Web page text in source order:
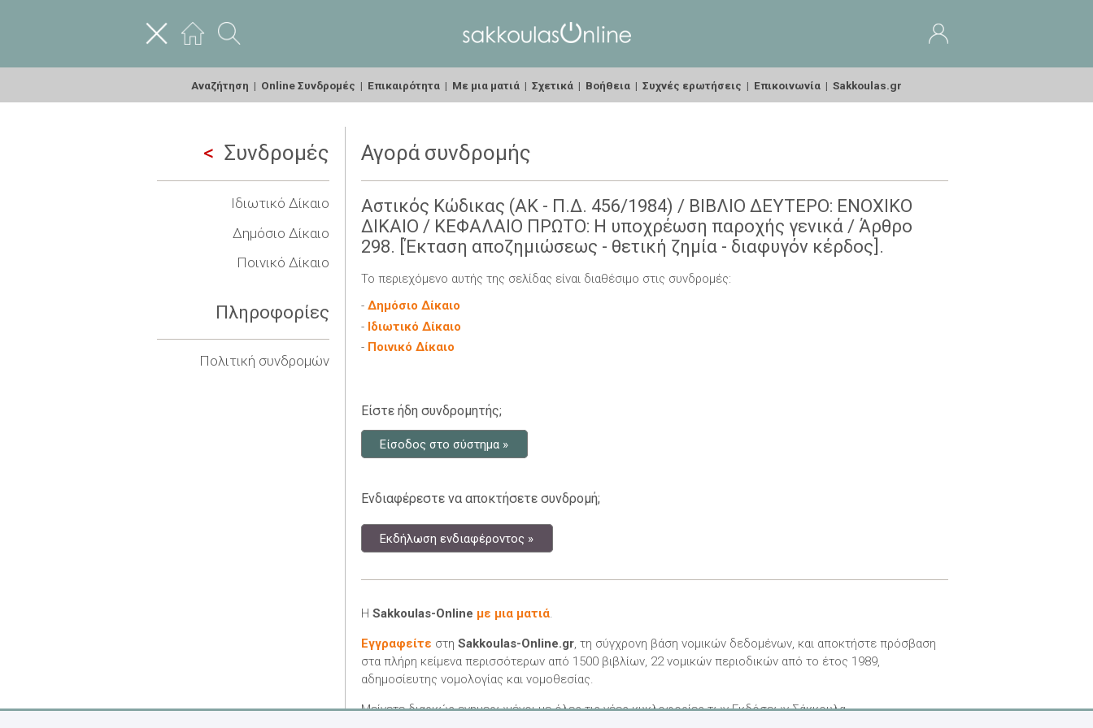
Αναζήτηση | Online Συνδρομές | Επικαιρότητα | Με μια ματιά | Σχετικά | Βοήθεια | Συχνές ερωτήσεις | Επικοινωνία | Sakkoulas.gr
Συνδρομές
Ιδιωτικό Δίκαιο
Δημόσιο Δίκαιο
Ποινικό Δίκαιο
Πληροφορίες
Πολιτική συνδρομών
Αγορά συνδρομής
Αστικός Κώδικας (ΑΚ - Π.Δ. 456/1984) / ΒΙΒΛΙΟ ΔΕΥΤΕΡΟ: ΕΝΟΧΙΚΟ
ΔΙΚΑΙΟ / ΚΕΦΑΛΑΙΟ ΠΡΩΤΟ: Η υποχρέωση παροχής γενικά / Άρθρο
298. [Έκταση αποζημιώσεως - θετική ζημία - διαφυγόν κέρδος].
Το περιεχόμενο αυτής της σελίδας είναι διαθέσιμο στις συνδρομές:
- Δημόσιο Δίκαιο
- Ιδιωτικό Δίκαιο
- Ποινικό Δίκαιο
Είστε ήδη συνδρομητής;
Είσοδος στο σύστημα »
Ενδιαφέρεστε να αποκτήσετε συνδρομή;
Εκδήλωση ενδιαφέροντος »
Η Sakkoulas-Online με μια ματιά.
Εγγραφείτε στη Sakkoulas-Online.gr, τη σύγχρονη βάση νομικών δεδομένων, και αποκτήστε πρόσβαση
στα πλήρη κείμενα περισσότερων από 1500 βιβλίων, 22 νομικών περιοδικών από το έτος 1989,
αδημοσίευτης νομολογίας και νομοθεσίας.
Μείνετε διαρκώς ενημερωμένοι με όλες τις νέες κυκλοφορίες των Εκδόσεων Σάκκουλα.